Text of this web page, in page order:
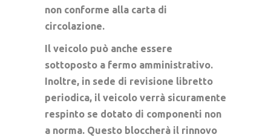
non conforme alla carta di
circolazione.
Il veicolo può anche essere
sottoposto a fermo amministrativo.
Inoltre, in sede di revisione libretto
periodica, il veicolo verrà sicuramente
respinto se dotato di componenti non
a norma. Questo bloccherà il rinnovo